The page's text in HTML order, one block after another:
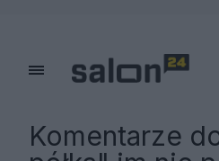
Komentarze